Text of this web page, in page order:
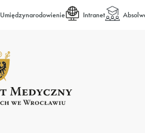
Umiędzynarodowienie Intranet